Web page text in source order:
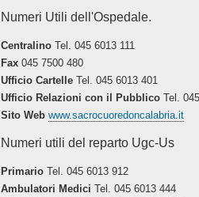
Numeri Utili dell'Ospedale.
Centralino Tel. 045 6013 111
Fax045 7500 480
Ufficio Cartelle Tel. 045 6013 401
Ufficio Relazioni con il Pubblico Tel.
Sito Web www.sacrocuoredoncalabria.it
Numeri utili del reparto Ugc-Us
Primario Tel. 045 6013 912
Ambulatori Medici Tel. 045 6013 444